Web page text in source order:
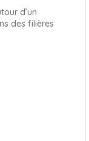
d’un
des filières